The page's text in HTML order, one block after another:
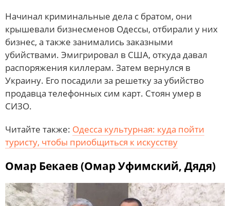
Начинал криминальные дела с братом, они
крышевали бизнесменов Одессы, отбирали у них
бизнес, а также занимались заказными
убийствами. Эмигрировал в США, откуда давал
распоряжения киллерам. Затем вернулся в
Украину. Его посадили за решетку за убийство
продавца телефонных сим карт. Стоян умер в
СИЗО.
Читайте также: Одесса культурная: куда пойти
туристу, чтобы приобщиться к искусству
Омар Бекаев (Омар Уфимский, Дядя)